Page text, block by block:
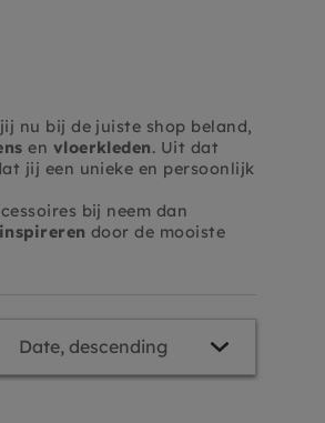
nu bij de juiste shop beland,
en vloerkleden. Uit dat
jij een unieke en persoonlijk
bij neem dan
inspireren door de mooiste